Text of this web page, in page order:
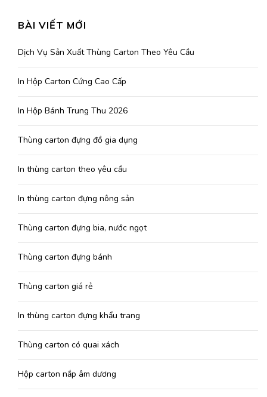
BÀI VIẾT MỚI
Dịch Vụ Sản Xuất Thùng Carton Theo Yêu Cầu
In Hộp Carton Cứng Cao Cấp
In Hộp Bánh Trung Thu 2026
Thùng carton đựng đồ gia dụng
In thùng carton theo yêu cầu
In thùng carton đựng nông sản
Thùng carton đựng bia, nước ngọt
Thùng carton đựng bánh
Thùng carton giá rẻ
In thùng carton đựng khẩu trang
Thùng carton có quai xách
Hộp carton nắp âm dương